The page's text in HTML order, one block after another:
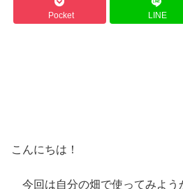
Pocket LINE
こんにちは！
今回は自分の畑で使ってみよう